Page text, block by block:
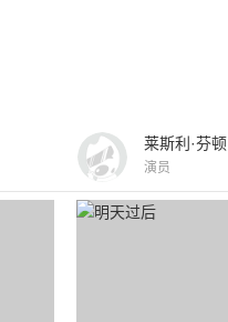
莱斯利·芬顿
演员